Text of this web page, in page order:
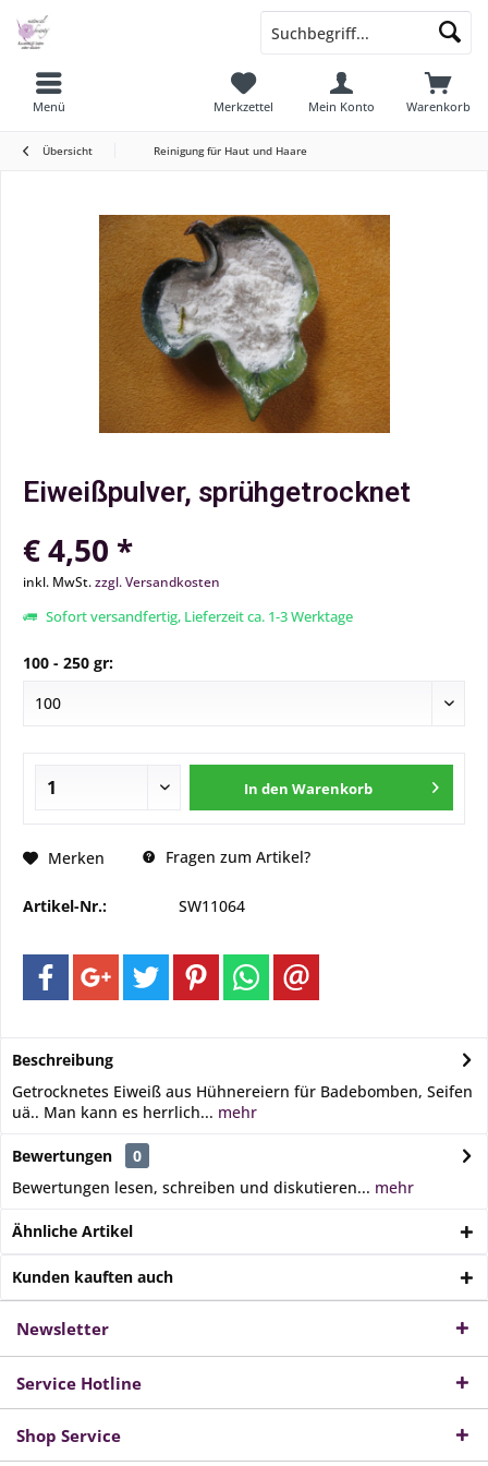
Menü Warenkorb
Merkzettel Mein Konto
Übersicht Reinigung für Haut und Haare
Eiweißpulver, sprühgetrocknet
€ 4,50 *
inkl. MwSt.zzgl. Versandkosten
Sofort versandfertig, Lieferzeit ca. 1-3 Werktage
100 - 250 gr:
In den Warenkorb
Merken Fragen zum Artikel?
Artikel-Nr.: SW11064
Beschreibung
Getrocknetes Eiweiß aus Hühnereiern für Badebomben, Seifen
uä.. Man kann es herrlich... mehr
Bewertungen
0
Bewertungen lesen, schreiben und diskutieren... mehr
Ähnliche Artikel
Kunden kauften auch
Newsletter
Service Hotline
Shop Service